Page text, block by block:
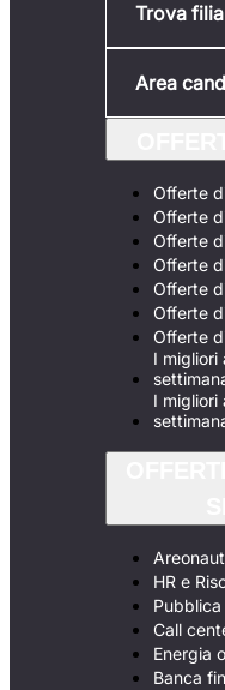
Trova
Area
Offerte
Offerte
Offerte
Offerte
Offerte
Offerte
Offerte
I migliori
I migliori
HR e
Call
Energia
Banca